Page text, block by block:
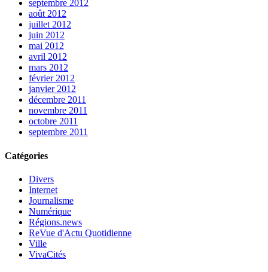
septembre 2012
août 2012
juillet 2012
juin 2012
mai 2012
avril 2012
mars 2012
février 2012
janvier 2012
décembre 2011
novembre 2011
octobre 2011
septembre 2011
Catégories
Divers
Internet
Journalisme
Numérique
Régions.news
ReVue d'Actu Quotidienne
Ville
VivaCités